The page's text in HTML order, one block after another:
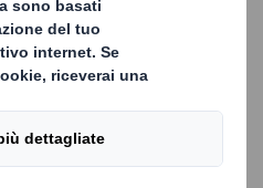
sono fenomeni accidentali
del modo in cui
dell’impatto ambientale di
determinato in fase di